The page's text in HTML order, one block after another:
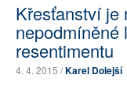
Křesťanství je
nepodmíněné
resentimentu
4. 4. 2015 /Karel Dolejší